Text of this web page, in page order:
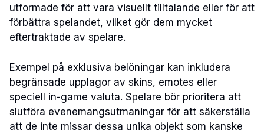
utformade för att vara visuellt tilltalande eller för att
förbättra spelandet, vilket gör dem mycket
eftertraktade av spelare.
Exempel på exklusiva belöningar kan inkludera
begränsade upplagor av skins, emotes eller
speciell in-game valuta. Spelare bör prioritera att
slutföra evenemangsutmaningar för att säkerställa
att de inte missar dessa unika objekt som kanske